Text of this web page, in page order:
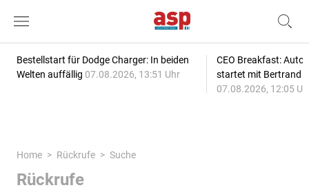
Bestellstart für Dodge Charger: In beiden
Welten auffällig 07.08.2026, 13:51 Uhr
CEO Breakfast:
startet mit Bertrand
07.08.2026, 12:05
Home Rückrufe Suche
Rückrufe